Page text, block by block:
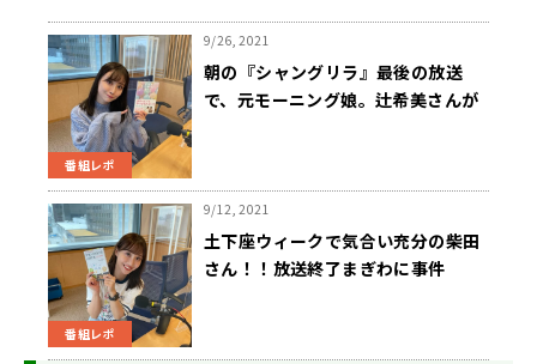
番組レポ
9/26, 2021
朝の『シャングリラ』最後の放送
で、元モーニング娘。辻希美さんが
番組レポ
9/12, 2021
土下座ウィークで気合い充分の柴田
さん！！放送終了まぎわに事件